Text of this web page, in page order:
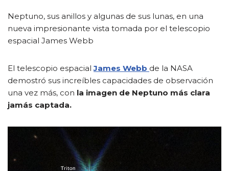
Neptuno, sus anillos y algunas de sus lunas, en una
nueva impresionante vista tomada por el telescopio
espacial James Webb
El telescopio espacialJames Webb de la NASA
demostró sus increíbles capacidades de observación
una vez más, con la imagen de Neptuno más clara
jamás captada.